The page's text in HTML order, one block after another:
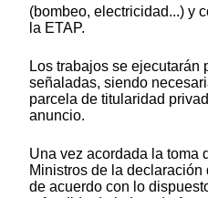
(bombeo, electricidad...) y
la ETAP.
Los trabajos se
señaladas, siendo
parcela de titularidad
anuncio.
Una vez acordada la toma
Ministros de la
de acuerdo con lo